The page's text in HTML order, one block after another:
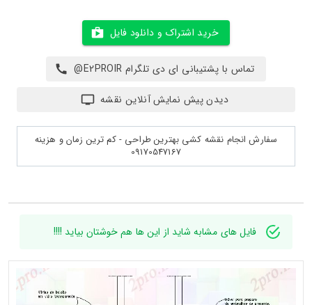
خرید اشتراک و دانلود فایل
تماس با پشتیبانی ای دی تلگرام E2PROIR@
دیدن پیش نمایش آنلاین نقشه
سفارش انجام نقشه کشی بهترین طراحی - کم ترین زمان و هزینه
09170547167
فایل های مشابه شاید از این ها هم خوشتان بیاید !!!!